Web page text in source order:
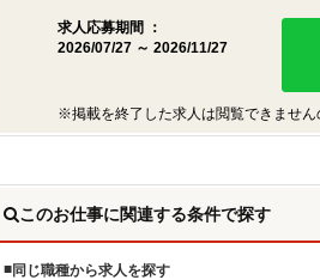
求人応募期間 ：
2026/07/27 ～ 2026/11/27
※掲載を終了した求人は閲覧できません
このお仕事に関連する条件で探す
同じ職種から求人を探す